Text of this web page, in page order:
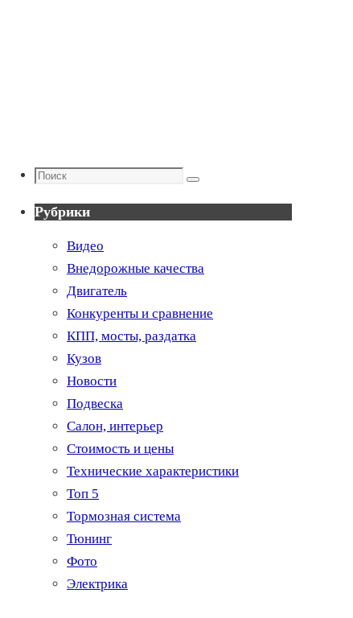
Поиск
Поиск
Рубрики
Видео
Внедорожные качества
Двигатель
Конкуренты и сравнение
КПП, мосты, раздатка
Кузов
Новости
Подвеска
Салон, интерьер
Стоимость и цены
Технические характеристики
Топ 5
Тормозная система
Тюнинг
Фото
Электрика